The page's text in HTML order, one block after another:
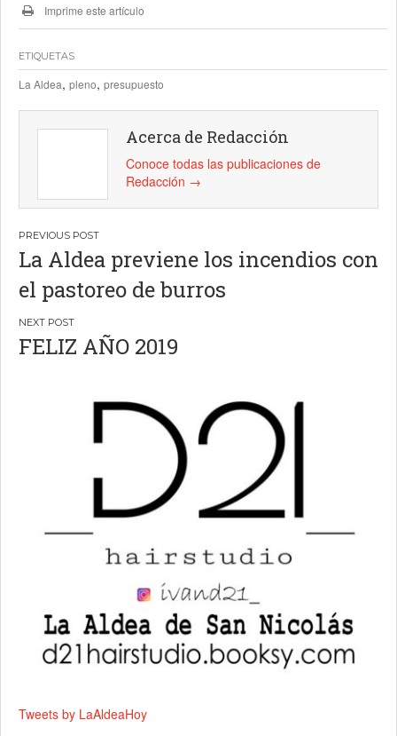
Imprime este artículo
ETIQUETAS
La Aldea, pleno, presupuesto
Acerca de Redacción
Conoce todas las publicaciones de
Redacción →
Navegación
de
entradas
La Aldea previene los incendios con
el pastoreo de burros
FELIZ AÑO 2019
Tweets by LaAldeaHoy